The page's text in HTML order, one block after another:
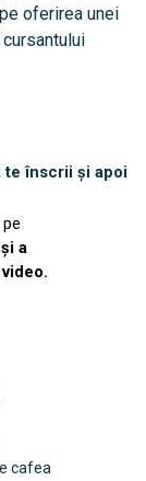
oferirea unei
înscrii și apoi
a
cafea